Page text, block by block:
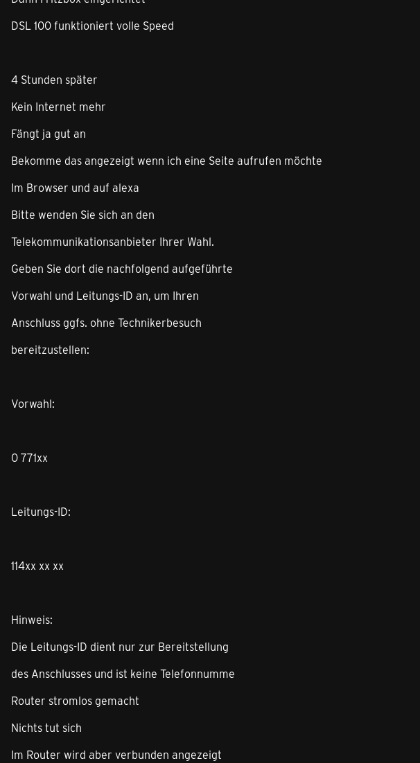
DSL 100 funktioniert volle Speed
4 Stunden später
Kein Internet mehr
Fängt ja gut an
Bekomme das angezeigt wenn ich eine Seite aufrufen möchte
Im Browser und auf alexa
Bitte wenden Sie sich an den
Telekommunikationsanbieter Ihrer Wahl.
Geben Sie dort die nachfolgend aufgeführte
Vorwahl und Leitungs-ID an, um Ihren
Anschluss ggfs. ohne Technikerbesuch
bereitzustellen:
Vorwahl:
0 771xx
Leitungs-ID:
114xx xx xx
Hinweis:
Die Leitungs-ID dient nur zur Bereitstellung
des Anschlusses und ist keine Telefonnumme
Router stromlos gemacht
Nichts tut sich
Im Router wird aber verbunden angezeigt